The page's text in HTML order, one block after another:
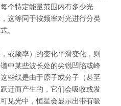
个特定能量范围内有多少光
这等同于按频率对光进行分类
。
或频率）的变化平滑变化，则
中某些波长处的尖锐凹陷或峰
些线是由于原子或分子（甚至
迁而产生的，它们会吸收或发
见光中，恒星会显示出带有吸